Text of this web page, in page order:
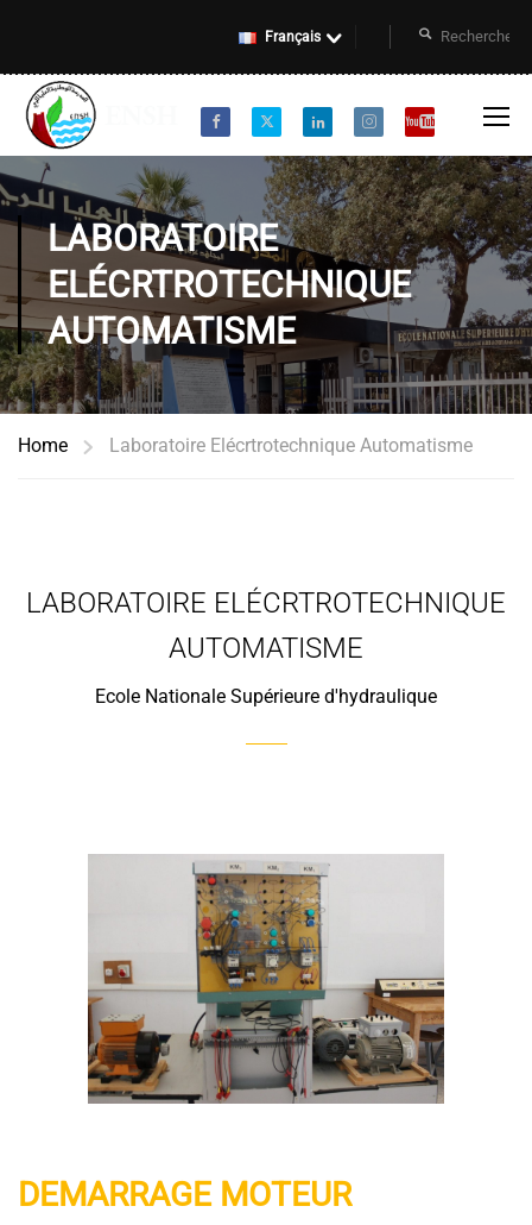
Français
LABORATOIRE
ELÉCRTROTECHNIQUE
AUTOMATISME
Home Laboratoire Elécrtrotechnique Automatisme
LABORATOIRE ELÉCRTROTECHNIQUE
AUTOMATISME
Ecole Nationale Supérieure d'hydraulique
DEMARRAGE MOTEUR